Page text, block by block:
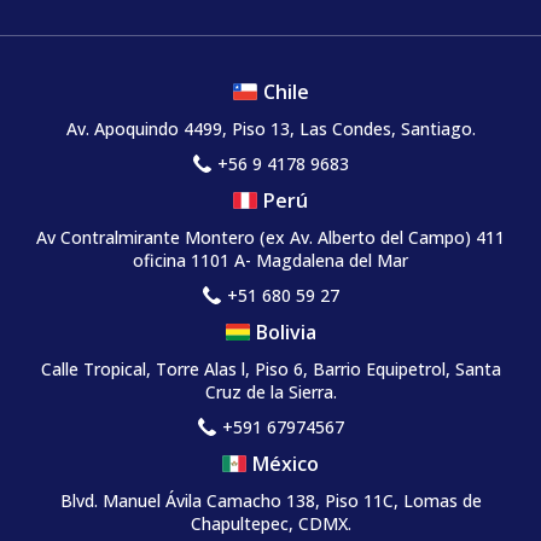
Chile
Av. Apoquindo 4499, Piso 13, Las Condes, Santiago.
+56 9 4178 9683
Perú
Av Contralmirante Montero (ex Av. Alberto del Campo) 411
oficina 1101 A- Magdalena del Mar
+51 680 59 27
Bolivia
Calle Tropical, Torre Alas l, Piso 6, Barrio Equipetrol, Santa
Cruz de la Sierra.
+591 67974567
México
Blvd. Manuel Ávila Camacho 138, Piso 11C, Lomas de
Chapultepec, CDMX.